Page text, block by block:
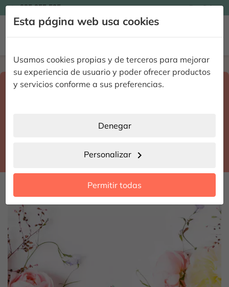
Esta página web usa cookies
Usamos cookies propias y de terceros para mejorar
su experiencia de usuario y poder ofrecer productos
y servicios conforme a sus preferencias.
Denegar
Personalizar chevron_right
Permitir todas
935 955 525 Español
 
Home Enviar flores a domicilio Girona
Selecciona destino y fecha de entrega